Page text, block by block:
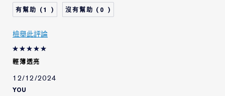
1 0
檢舉此評論
輕薄透亮
12/12/2024
YOU